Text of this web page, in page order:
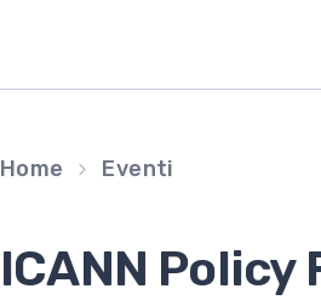
Home Eventi
ICANN Policy